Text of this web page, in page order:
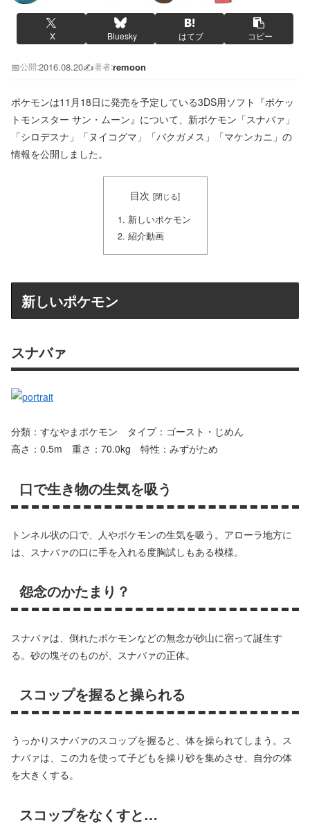
X Bluesky はてブ コピー
📅公開:2016.08.20✍️著者:remoon
ポケモンは11月18日に発売を予定している3DS用ソフト『ポケッ
トモンスター サン・ムーン』について、新ポケモン「スナバァ」
「シロデスナ」「ヌイコグマ」「バクガメス」「マケンカニ」の
情報を公開しました。
目次
新しいポケモン
紹介動画
新しいポケモン
スナバァ
分類：すなやまポケモン タイプ：ゴースト・じめん
高さ：0.5m 重さ：70.0kg 特性：みずがため
口で生き物の生気を吸う
トンネル状の口で、人やポケモンの生気を吸う。アローラ地方に
は、スナバァの口に手を入れる度胸試しもある模様。
怨念のかたまり？
スナバァは、倒れたポケモンなどの無念が砂山に宿って誕生す
る。砂の塊そのものが、スナバァの正体。
スコップを握ると操られる
うっかりスナバァのスコップを握ると、体を操られてしまう。ス
ナバァは、この力を使って子どもを操り砂を集めさせ、自分の体
を大きくする。
スコップをなくすと…